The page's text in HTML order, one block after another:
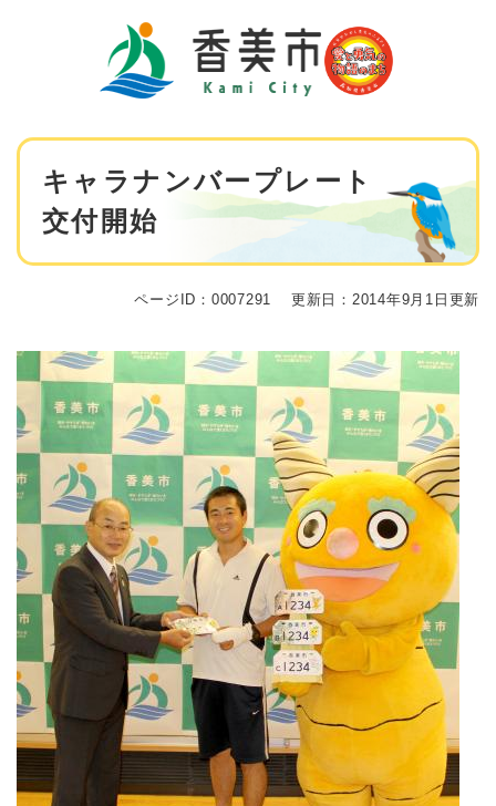
本
キャラナンバープレート
交付開始
ページID：0007291 更新日：2014年9月1日更新